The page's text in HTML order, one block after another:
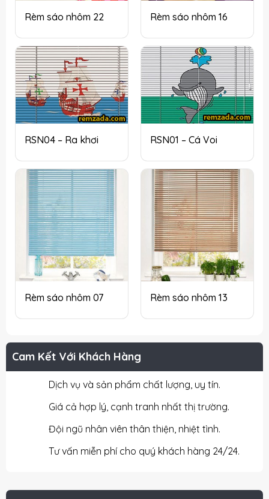
Cam Kết Với Khách Hàng
Dịch vụ và sản phẩm chất lượng, uy tín.
Giá cả hợp lý, cạnh tranh nhất thị trường.
Đội ngũ nhân viên thân thiện, nhiệt tình.
Tư vấn miễn phí cho quý khách hàng 24/24.
Rèm sáo nhôm 22 Rèm sáo nhôm 16
RSN04 – Ra khơi RSN01 – Cá Voi
Rèm sáo nhôm 07 Rèm sáo nhôm 13